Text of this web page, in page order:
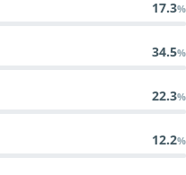
17.3
34.5
22.3
12.2